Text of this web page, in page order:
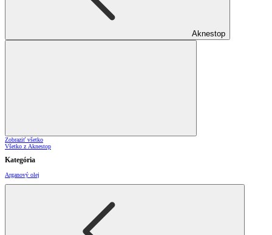
Aknestop
Zobraziť všetko
Všetko z Aknestop
Kategória
Arganový olej